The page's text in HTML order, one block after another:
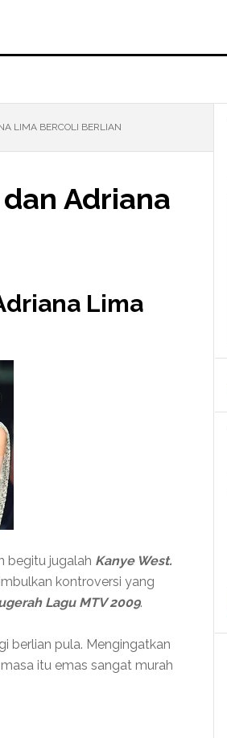
LIMA BERCOLI BERLIAN
Adriana
Lima
begitu jugalah Kanye West.
kontroversi yang
Lagu MTV 2009.
berlian pula. Mengingatkan
itu emas sangat murah